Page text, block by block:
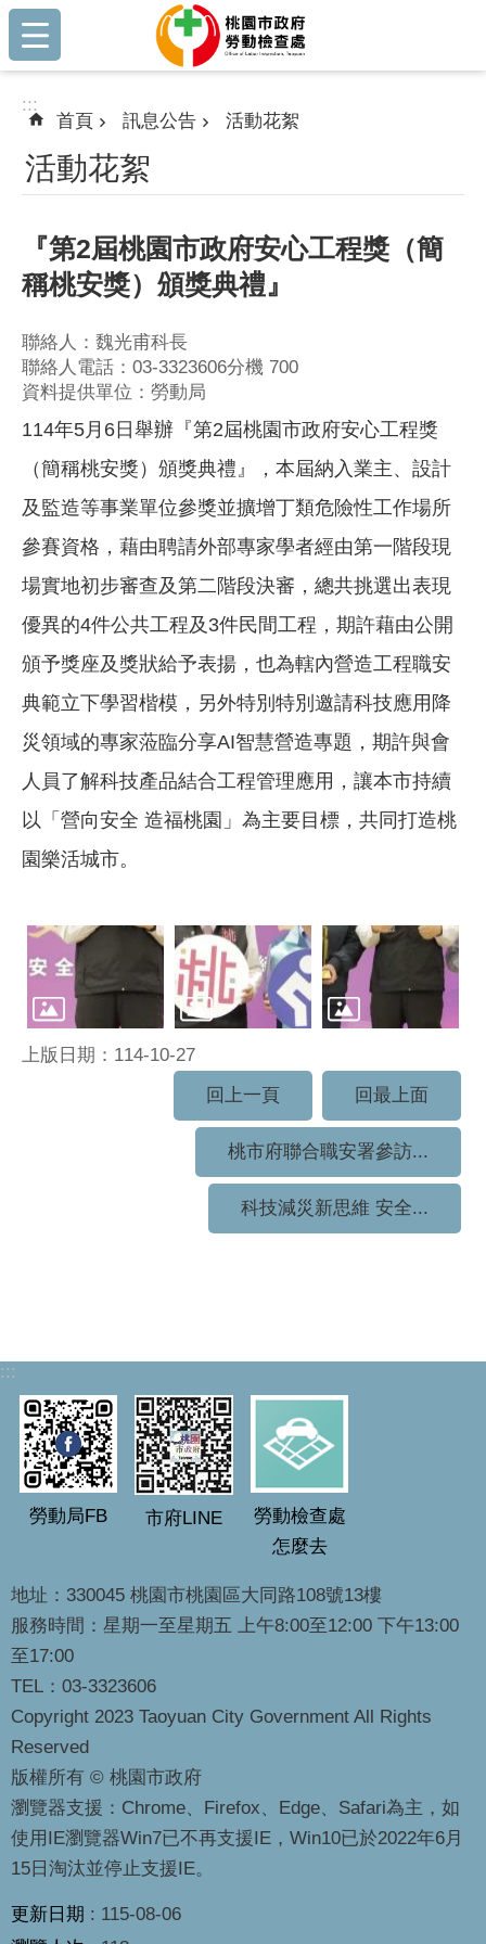
跳到主要內容區塊
:::
:::
首頁 訊息公告 活動花絮
活動花絮
『第2屆桃園市政府安心工程獎（簡
稱桃安獎）頒獎典禮』
聯絡人：魏光甫科長
聯絡人電話：03-3323606分機 700
資料提供單位：勞動局
114年5月6日舉辦『第2屆桃園市政府安心工程獎
（簡稱桃安獎）頒獎典禮』，本屆納入業主、設計
及監造等事業單位參獎並擴增丁類危險性工作場所
參賽資格，藉由聘請外部專家學者經由第一階段現
場實地初步審查及第二階段決審，總共挑選出表現
優異的4件公共工程及3件民間工程，期許藉由公開
頒予獎座及獎狀給予表揚，也為轄內營造工程職安
典範立下學習楷模，另外特別特別邀請科技應用降
災領域的專家蒞臨分享AI智慧營造專題，期許與會
人員了解科技產品結合工程管理應用，讓本市持續
以「營向安全 造福桃園」為主要目標，共同打造桃
園樂活城市。
上版日期：114-10-27
回上一頁
回最上面
桃市府聯合職安署參訪...
科技減災新思維 安全...
:::
勞動局FB 市府LINE
勞動檢查處
怎麼去
地址：330045 桃園市桃園區大同路108號13樓
服務時間：星期一至星期五 上午8:00至12:00 下午13:00
至17:00
TEL：03-3323606
Copyright 2023 Taoyuan City Government All Rights
Reserved
版權所有 © 桃園市政府
瀏覽器支援：Chrome、Firefox、Edge、Safari為主，如
使用IE瀏覽器Win7已不再支援IE，Win10已於2022年6月
15日淘汰並停止支援IE。
更新日期
115-08-06